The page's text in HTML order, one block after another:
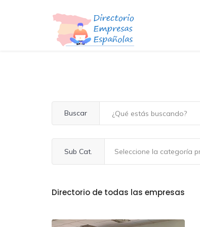
Buscar
Sub Cat.
Directorio de todas las empresas